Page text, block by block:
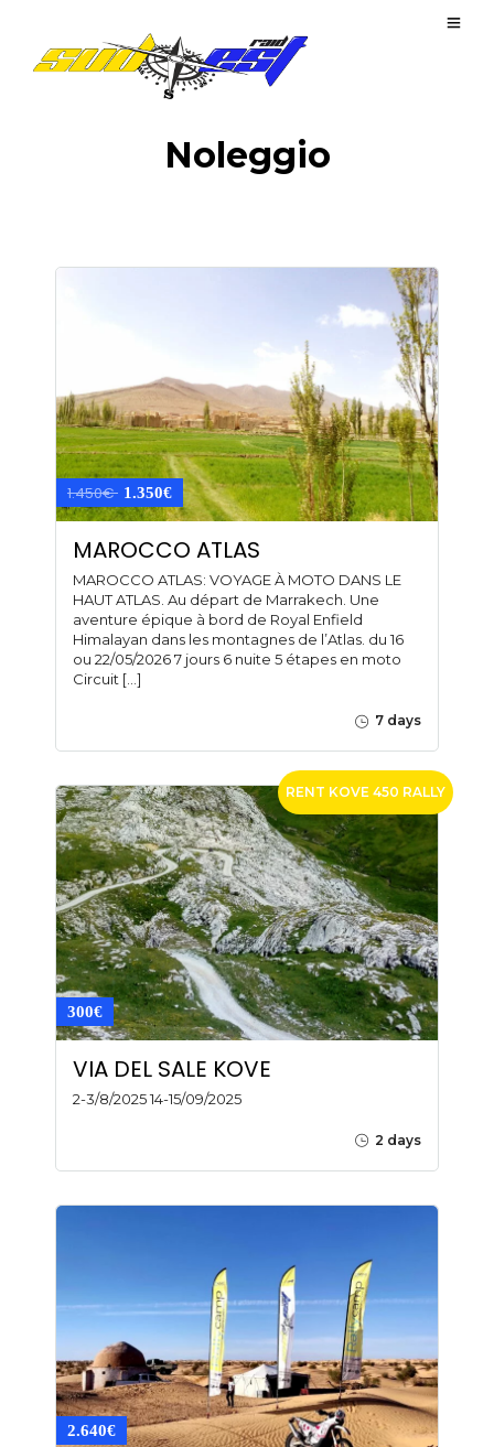
Noleggio
1.450€ 1.350€
MAROCCO ATLAS
MAROCCO ATLAS: VOYAGE À MOTO DANS LE
HAUT ATLAS. Au départ de Marrakech. Une
aventure épique à bord de Royal Enfield
Himalayan dans les montagnes de l’Atlas. du 16
ou 22/05/2026 7 jours 6 nuite 5 étapes en moto
Circuit […]
7 days
RENT KOVE 450 RALLY
300€
VIA DEL SALE KOVE
2-3/8/2025 14-15/09/2025
2 days
2.640€